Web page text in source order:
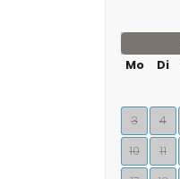
Mo
Di
3
4
10
11